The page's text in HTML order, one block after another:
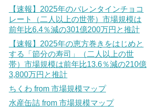
【速報】2025年のバレンタインチョコ
レート（二人以上の世帯）市場規模は
前年比6.4％減の301億200万円と推計
【速報】2025年の恵方巻きをはじめと
する「節分の寿司」（二人以上の世
帯）市場規模は前年比13.6％減の210億
3,800万円と推計
ちくわ from 市場規模マップ
水産缶詰 from 市場規模マップ